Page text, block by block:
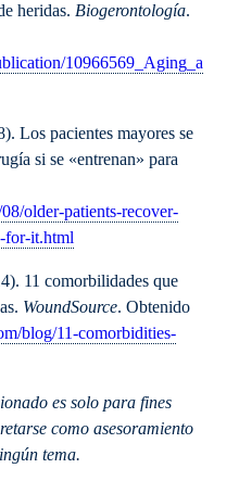
heridas. Biogerontología.
10966569_Aging_a
Los pacientes mayores se
si se «entrenan» para
older-patients-recover-
for-it.html
11 comorbilidades que
WoundSource. Obtenido
blog/11-comorbidities-
es solo para fines
como asesoramiento
tema.